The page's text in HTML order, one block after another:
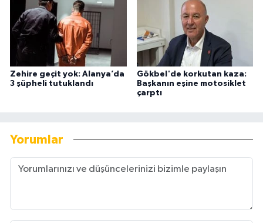
Zehire geçit yok: Alanya’da
3 şüpheli tutuklandı
Gökbel'de korkutan kaza:
Başkanın eşine motosiklet
çarptı
Yorumlar